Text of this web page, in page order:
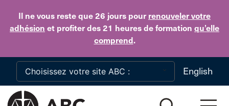
Il ne vous reste que 26 jours pour renouveler votre
adhésion et profiter des 21 heures de formation qu’elle
comprend.
Skip to main content
English